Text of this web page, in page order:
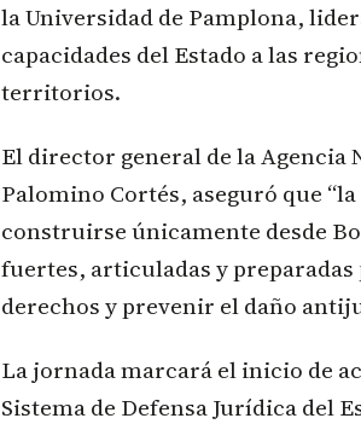
la Universidad de Pamplona,
capacidades del Estado a las
territorios.
El director general de la Agencia
Palomino Cortés, aseguró que
construirse únicamente desde
fuertes, articuladas y
derechos y prevenir el daño
La jornada marcará el inicio de
Sistema de Defensa Jurídica del